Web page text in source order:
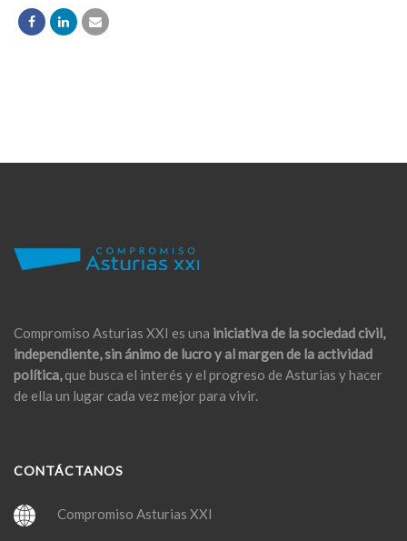
Compromiso Asturias XXI es una iniciativa de la sociedad civil,
independiente, sin ánimo de lucro y al margen de la actividad
política,que busca el interés y el progreso de Asturias y hacer
de ella un lugar cada vez mejor para vivir.
CONTÁCTANOS
Compromiso Asturias XXI